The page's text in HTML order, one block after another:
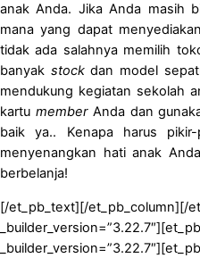
anak Anda. Jika Anda masih
mana yang dapat
tidak ada salahnya memilih
banyak stockdan model
mendukung kegiatan sekolah
kartu memberAnda dan
baik ya.. Kenapa harus
menyenangkan hati anak
berbelanja!
[/et_pb_text][/et_pb_column][/